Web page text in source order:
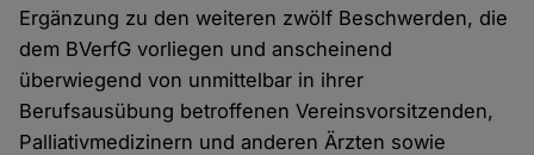
Ergänzung zu den weiteren zwölf Beschwerden, die
dem BVerfG vorliegen und anscheinend
überwiegend von unmittelbar in ihrer
Berufsausübung betroffenen Vereinsvorsitzenden,
Palliativmedizinern und anderen Ärzten sowie